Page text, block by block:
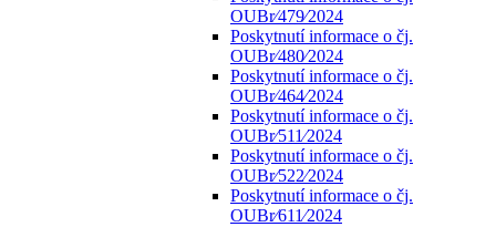
OUBr⁄479⁄2024
Poskytnutí informace o čj.
OUBr⁄480⁄2024
Poskytnutí informace o čj.
OUBr⁄464⁄2024
Poskytnutí informace o čj.
OUBr⁄511⁄2024
Poskytnutí informace o čj.
OUBr⁄522⁄2024
Poskytnutí informace o čj.
OUBr⁄611⁄2024